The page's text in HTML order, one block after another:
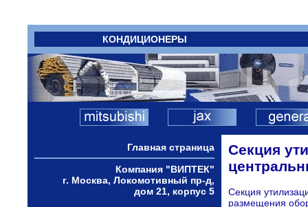
КОНДИЦИОНЕРЫ
Главная страница
Компания "ВИПТЕК"
г. Москва, Локомотивный пр-д,
дом 21, корпус 5
Секция
Секция
размещения